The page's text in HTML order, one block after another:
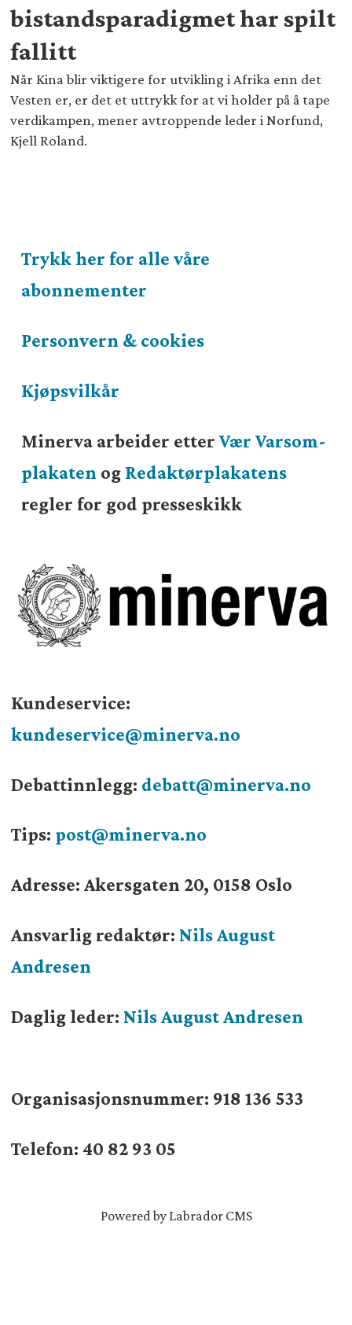
bistandsparadigmet har spilt
fallitt
Når Kina blir viktigere for utvikling i Afrika enn det
Vesten er, er det et uttrykk for at vi holder på å tape
verdikampen, mener avtroppende leder i Norfund,
Kjell Roland.
Trykk her for alle våre
abonnementer
Personvern & cookies
Kjøpsvilkår
Minerva arbeider etterVær Varsom-
plakaten og Redaktørplakatens
regler for god presseskikk
Kundeservice:
kundeservice@minerva.no
Debattinnlegg: debatt@minerva.no
Tips: post@minerva.no
Adresse: Akersgaten 20, 0158 Oslo
Ansvarlig redaktør: Nils August
Andresen
Daglig leder: Nils August Andresen
Organisasjonsnummer: 918 136 533
Telefon: 40 82 93 05
Powered by Labrador CMS